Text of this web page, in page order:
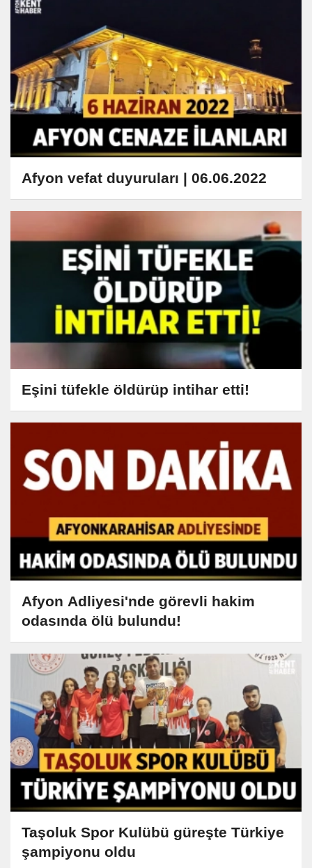
Afyon vefat duyuruları | 06.06.2022
Eşini tüfekle öldürüp intihar etti!
Afyon Adliyesi'nde görevli hakim
odasında ölü bulundu!
Taşoluk Spor Kulübü güreşte Türkiye
şampiyonu oldu